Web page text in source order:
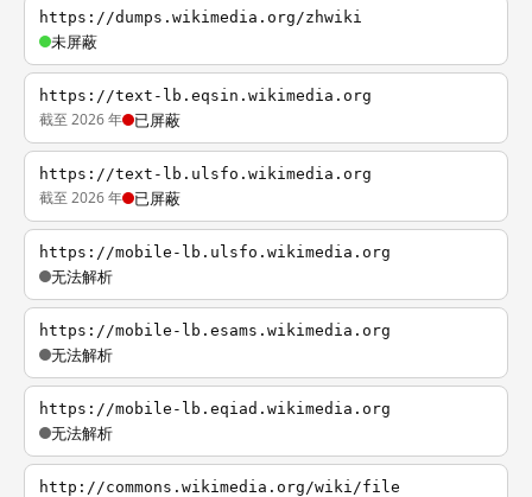
https://dumps.wikimedia.org/zhwiki
未屏蔽
https://text-lb.eqsin.wikimedia.org
截至 2026 年 已屏蔽
https://text-lb.ulsfo.wikimedia.org
截至 2026 年 已屏蔽
https://mobile-lb.ulsfo.wikimedia.org
无法解析
https://mobile-lb.esams.wikimedia.org
无法解析
https://mobile-lb.eqiad.wikimedia.org
无法解析
http://commons.wikimedia.org/wiki/file